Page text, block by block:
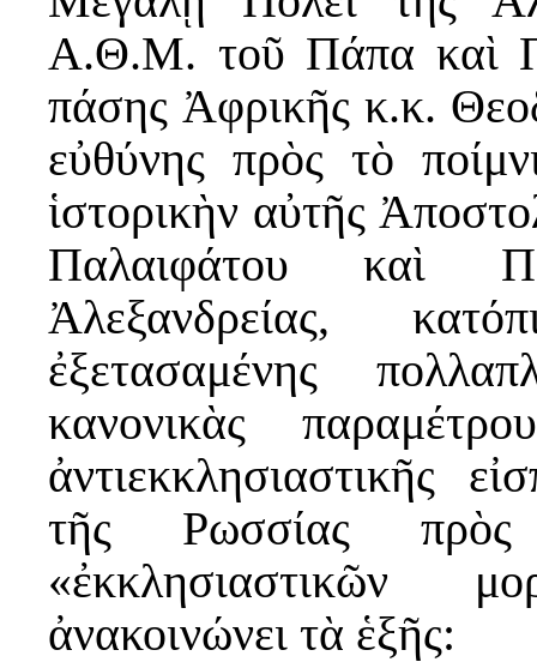
Α.Θ.Μ. τοῦ Πάπα καὶ
πάσης Ἀφρικῆς κ.κ.
εὐθύνης πρὸς τὸ
ἱστορικὴν αὐτῆς
Παλαιφάτου καὶ
Ἀλεξανδρείας,
ἐξετασαμένης
κανονικὰς
ἀντιεκκλησιαστικῆς
τῆς Ρωσσίας πρὸς
«ἐκκλησιαστικῶν
ἀνακοινώνει τὰ ἑξῆς: